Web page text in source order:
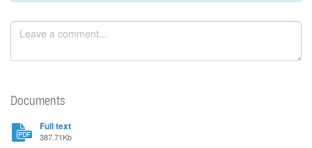
Documents
Full text
387.71Kb